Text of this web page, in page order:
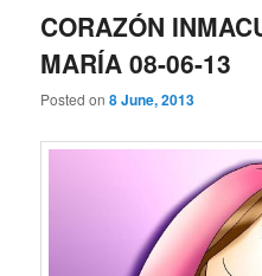
CORAZÓN
MARÍA 08-06-13
Posted on8 June, 2013